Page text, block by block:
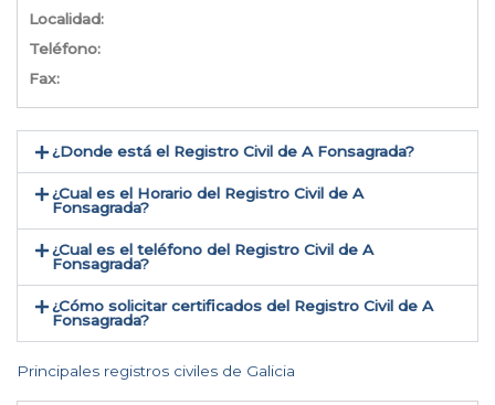
Localidad:
Teléfono:
Fax:
¿Donde está el Registro Civil de A Fonsagrada​?
¿Cual es el Horario del Registro Civil de A
Fonsagrada?
¿Cual es el teléfono del Registro Civil de A
Fonsagrada​?
¿Cómo solicitar certificados del Registro Civil de A
Fonsagrada​?
Principales registros civiles de Galicia